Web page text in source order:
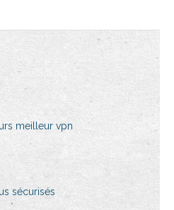
meilleur vpn
sécurisés